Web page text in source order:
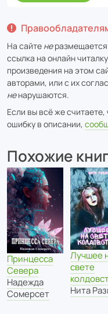
На сайте неразмещается
ссылка на онлайн
произведения на этом
авторами, или с их
ненарушаются.
Если вы всё же
ошибку в описании,
Похожие
Принцесса
Севера
Надежда
Сомерсет
Лучшее
свете
Нита